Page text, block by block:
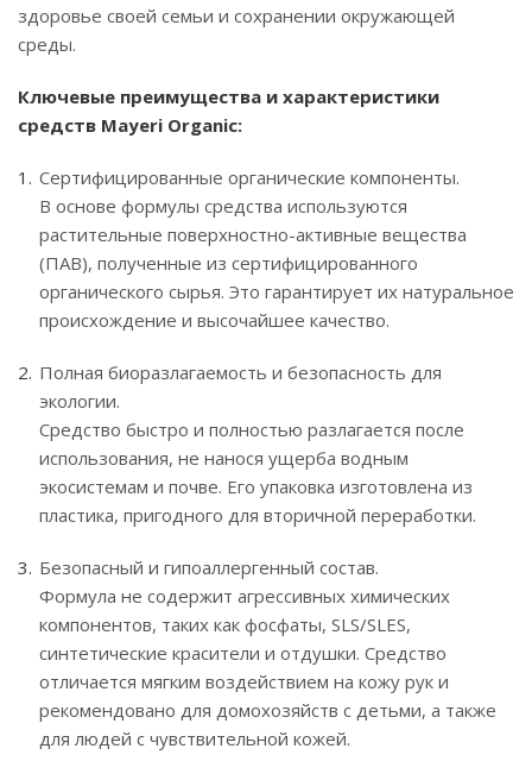
здоровье своей семьи и сохранении окружающей
среды.
Ключевые преимущества и характеристики
средств Mayeri Organic:
Сертифицированные органические компоненты.
В основе формулы средства используются
растительные поверхностно-активные вещества
(ПАВ), полученные из сертифицированного
органического сырья. Это гарантирует их натуральное
происхождение и высочайшее качество.
Полная биоразлагаемость и безопасность для
экологии.
Средство быстро и полностью разлагается после
использования, не нанося ущерба водным
экосистемам и почве. Его упаковка изготовлена из
пластика, пригодного для вторичной переработки.
Безопасный и гипоаллергенный состав.
Формула не содержит агрессивных химических
компонентов, таких как фосфаты, SLS/SLES,
синтетические красители и отдушки. Средство
отличается мягким воздействием на кожу рук и
рекомендовано для домохозяйств с детьми, а также
для людей с чувствительной кожей.